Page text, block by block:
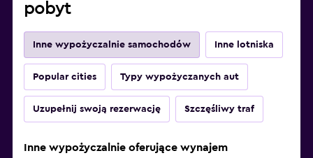
pobyt
Inne wypożyczalnie samochodów Inne lotniska
Popular cities Typy wypożyczanych aut
Uzupełnij swoją rezerwację Szczęśliwy traf
Inne wypożyczalnie oferujące wynajem